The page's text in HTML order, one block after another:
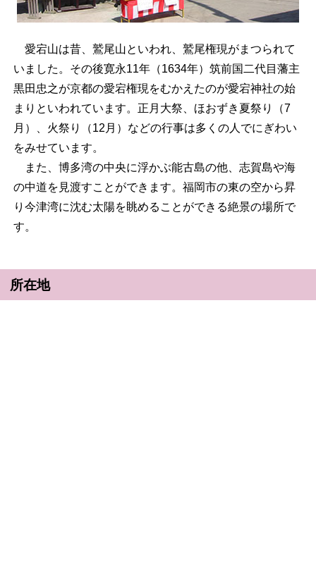
愛宕山は昔、鷲尾山といわれ、鷲尾権現がまつられて
いました。その後寛永11年（1634年）筑前国二代目藩主
黒田忠之が京都の愛宕権現をむかえたのが愛宕神社の始
まりといわれています。正月大祭、ほおずき夏祭り（7
月）、火祭り（12月）などの行事は多くの人でにぎわい
をみせています。
また、博多湾の中央に浮かぶ能古島の他、志賀島や海
の中道を見渡すことができます。福岡市の東の空から昇
り今津湾に沈む太陽を眺めることができる絶景の場所で
す。
所在地